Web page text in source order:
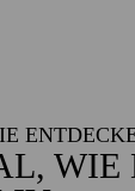
WIE